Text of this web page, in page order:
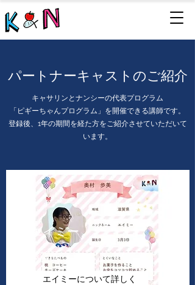
パートナーキャストのご紹介
キャサリンとナンシーの代表プログラム
「ピギーちゃんプログラム」を開催できる講師です。
登録後、1年の期間を経た方をご紹介させていただいて
います。
​エイミー
滋賀県
エイミーについて詳しく